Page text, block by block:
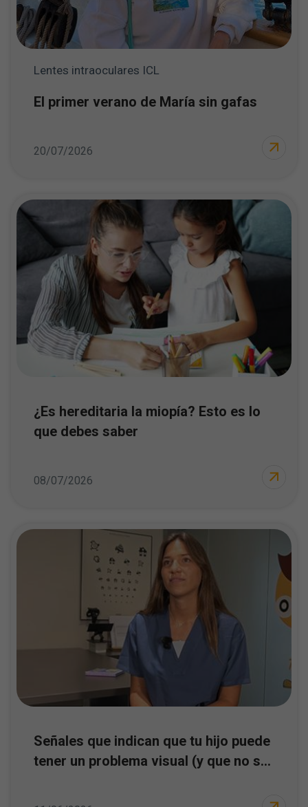
Lentes intraoculares ICL
El primer verano de María sin gafas
20/07/2026
¿Es hereditaria la miopía? Esto es lo
que debes saber
08/07/2026
Señales que indican que tu hijo puede
tener un problema visual (y que no s...